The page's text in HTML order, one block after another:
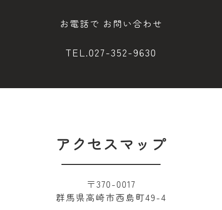
お電話で お問い合わせ
TEL.027-352-9630
アクセスマップ
〒370-0017
群馬県高崎市西島町49-4